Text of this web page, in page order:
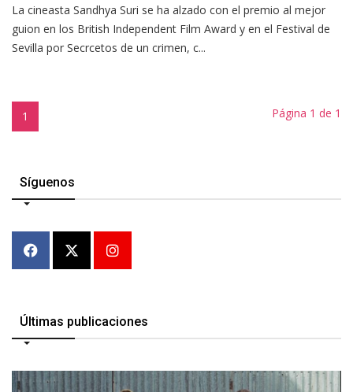
La cineasta Sandhya Suri se ha alzado con el premio al mejor
guion en los British Independent Film Award y en el Festival de
Sevilla por Secrcetos de un crimen, c...
1 Página 1 de 1
Síguenos
Últimas publicaciones